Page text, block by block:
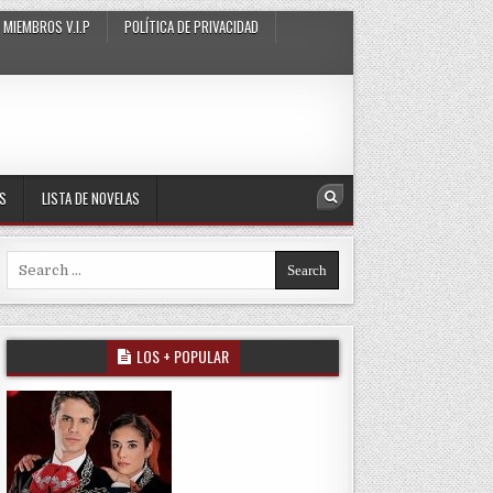
MIEMBROS V.I.P
POLÍTICA DE PRIVACIDAD
LISTA DE NOVELAS Search
Search for:
LOS + POPULAR